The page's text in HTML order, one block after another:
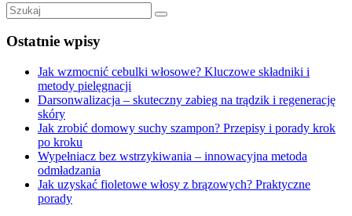
Ostatnie wpisy
Jak wzmocnić cebulki włosowe? Kluczowe składniki i
metody pielęgnacji
Darsonwalizacja – skuteczny zabieg na trądzik i regenerację
skóry
Jak zrobić domowy suchy szampon? Przepisy i porady krok
po kroku
Wypełniacz bez wstrzykiwania – innowacyjna metoda
odmładzania
Jak uzyskać fioletowe włosy z brązowych? Praktyczne
porady